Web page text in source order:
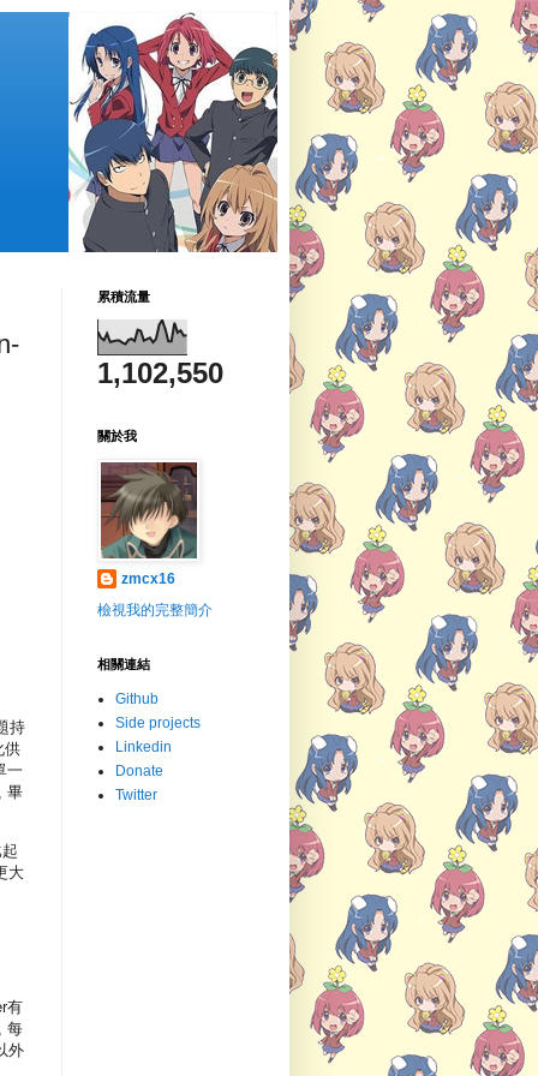
持
供
一
畢
大
有
每
外
累積流量
1,102,550
關於我
zmcx16
檢視我的完整簡介
相關連結
Github
Side projects
Linkedin
Donate
Twitter